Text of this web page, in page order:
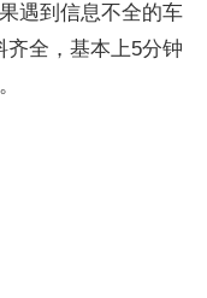
遇到信息不全的车
齐全，基本上5分钟